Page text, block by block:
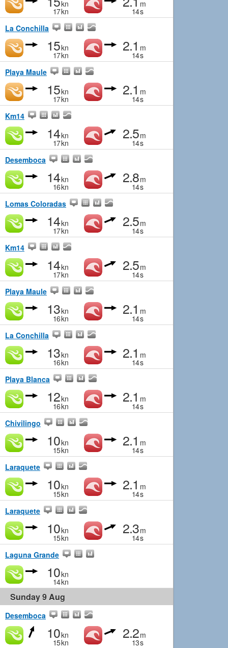
kn
17kn
m
14s
La Conchilla
15kn
17kn
2.1 m
14s
Playa Maule
15kn
17kn
2.1 m
14s
Km14
14kn
17kn
2.5m
14s
Desemboca
14kn
16kn
2.8m
14s
Lomas Coloradas
14kn
17kn
2.5m
14s
Km14
14kn
17kn
2.5m
14s
Playa Maule
13kn
16kn
2.1 m
14s
La Conchilla
13kn
16kn
2.1 m
14s
Playa Blanca
12kn
16kn
2.1 m
14s
Chivilingo
10kn
15kn
2.1 m
14s
Laraquete
10kn
15kn
2.1 m
14s
Laraquete
10kn
15kn
2.3m
14s
Laguna Grande
10kn
14kn
Sunday 9 Aug
Desemboca
10kn
15kn
2.2m
13s